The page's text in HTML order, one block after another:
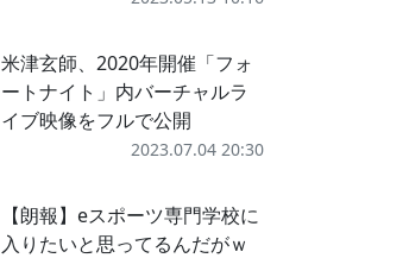
米津玄師、2020年開催「フォ
ートナイト」内バーチャルラ
イブ映像をフルで公開
2023.07.04 20:30
【朗報】eスポーツ専門学校に
入りたいと思ってるんだがｗ